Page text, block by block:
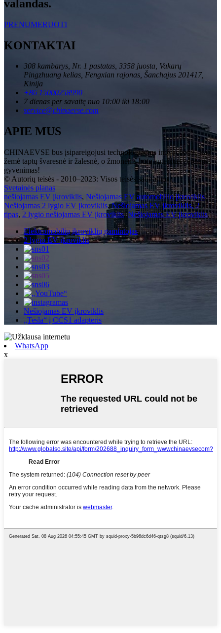
valandas.
PRENUMERUOTI
KONTAKTAI
308 kambarys, Nr. 1 pastatas, 3358 juosta, Vakarų
Pingzhuang kelias, Fengxian rajonas, Šanchajus 201417,
Kinija
+86 15000258990
7 dienas per savaitę nuo 10:00 iki 18:00
service@chinaevse.com
APIE MUS
CHINAEVSE bus įsipareigojusi technologinėms inovacijoms, kad
žemė taptų švaresnė ir žalesnė, o žmonėms būtų suteiktas geresnis
gyvenimas!
© Autorių teisės - 2010–2023: Visos teisės saugomos.
Svetainės planas
nešiojamas EV įkroviklis, Nešiojamas EV automobilio įkroviklis,
Nešiojamas 2 lygio EV įkroviklis,Nešiojamas EV įkroviklis, 2
tipas, 2 lygio nešiojamas EV įkroviklis,Nešiojamas EV įkroviklis,
Elektromobilių įkroviklių gamintojas
2 lygio EV įkroviklis
Nešiojamas EV įkroviklis
„Tesla“ į CCS1 adapteris
WhatsApp
x